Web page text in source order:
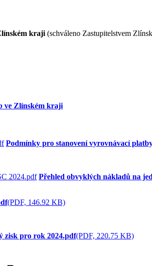
kraji (schváleno Zastupitelstvem
ve Zlínském kraji
Podmínky pro stanovení vyrovnávací
Přehled obvyklých nákladů na
(PDF, 146.92 KB)
zisk pro rok 2024.pdf(PDF, 220.75 KB)